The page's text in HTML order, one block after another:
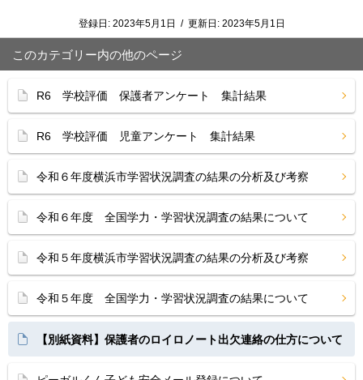
登録日: 2023年5月1日 / 更新日: 2023年5月1日
このカテゴリー内の他のページ
R6 学校評価 保護者アンケート 集計結果
R6 学校評価 児童アンケート 集計結果
令和６年度横浜市学習状況調査の結果の分析及び考察
令和６年度 全国学力・学習状況調査の結果について
令和５年度横浜市学習状況調査の結果の分析及び考察
令和５年度 全国学力・学習状況調査の結果について
【別紙資料】保護者のロイロノート出欠連絡の仕方について